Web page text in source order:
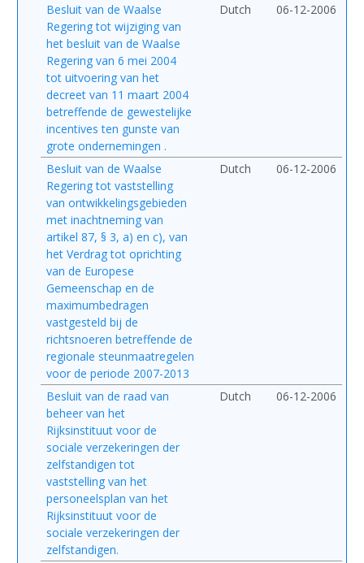
Besluit van de Waalse
Regering tot wijziging van
het besluit van de Waalse
Regering van 6 mei 2004
tot uitvoering van het
decreet van 11 maart 2004
betreffende de gewestelijke
incentives ten gunste van
grote ondernemingen .
Dutch 06-12-2006
Besluit van de Waalse
Regering tot vaststelling
van ontwikkelingsgebieden
met inachtneming van
artikel 87, § 3, a) en c), van
het Verdrag tot oprichting
van de Europese
Gemeenschap en de
maximumbedragen
vastgesteld bij de
richtsnoeren betreffende de
regionale steunmaatregelen
voor de periode 2007-2013
Dutch 06-12-2006
Besluit van de raad van
beheer van het
Rijksinstituut voor de
sociale verzekeringen der
zelfstandigen tot
vaststelling van het
personeelsplan van het
Rijksinstituut voor de
sociale verzekeringen der
zelfstandigen.
Dutch 06-12-2006